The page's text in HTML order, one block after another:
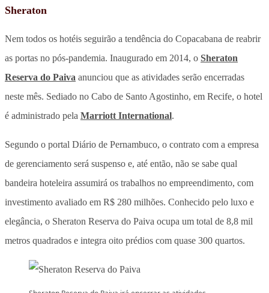
Sheraton
Nem todos os hotéis seguirão a tendência do Copacabana de reabrir
as portas no pós-pandemia. Inaugurado em 2014, o Sheraton
Reserva do Paiva anunciou que as atividades serão encerradas
neste mês. Sediado no Cabo de Santo Agostinho, em Recife, o hotel
é administrado pela Marriott International.
Segundo o portal Diário de Pernambuco, o contrato com a empresa
de gerenciamento será suspenso e, até então, não se sabe qual
bandeira hoteleira assumirá os trabalhos no empreendimento, com
investimento avaliado em R$ 280 milhões. Conhecido pelo luxo e
elegância, o Sheraton Reserva do Paiva ocupa um total de 8,8 mil
metros quadrados e integra oito prédios com quase 300 quartos.